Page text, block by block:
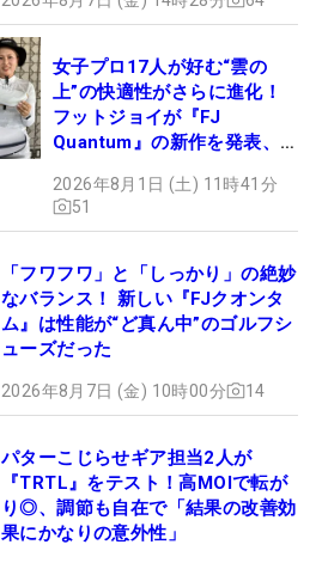
女子プロ17人が好む“雲の
上”の快適性がさらに進化！
フットジョイが『FJ
Quantum』の新作を発表、8
2026年8月1日 (土) 11時41分
51
「フワフワ」と「しっかり」の絶妙
なバランス！ 新しい『FJクオンタ
ム』は性能が“ど真ん中”のゴルフシ
ューズだった
2026年8月7日 (金) 10時00分 14
パターこじらせギア担当2人が
『TRTL』をテスト！高MOIで転が
り◎、調節も自在で「結果の改善効
果にかなりの意外性」